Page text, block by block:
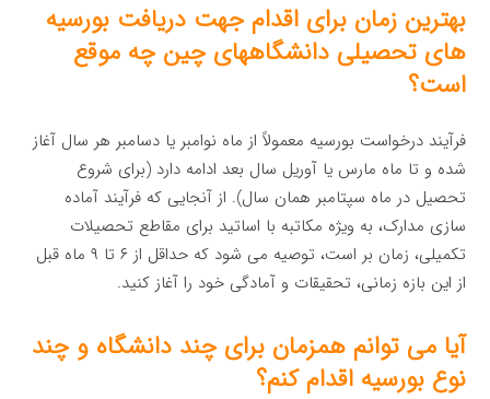
بهترین زمان برای اقدام جهت دریافت بورسیه
های تحصیلی دانشگاههای چین چه موقع
است؟
فرآیند درخواست بورسیه معمولاً از ماه نوامبر یا دسامبر هر سال آغاز
شده و تا ماه مارس یا آوریل سال بعد ادامه دارد (برای شروع
تحصیل در ماه سپتامبر همان سال). از آنجایی که فرآیند آماده
سازی مدارک، به ویژه مکاتبه با اساتید برای مقاطع تحصیلات
تکمیلی، زمان بر است، توصیه می شود که حداقل از ۶ تا ۹ ماه قبل
از این بازه زمانی، تحقیقات و آمادگی خود را آغاز کنید.
آیا می توانم همزمان برای چند دانشگاه و چند
نوع بورسیه اقدام کنم؟